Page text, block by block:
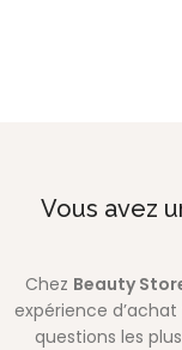
Vous avez
Chez Beauty
expérience
questions les